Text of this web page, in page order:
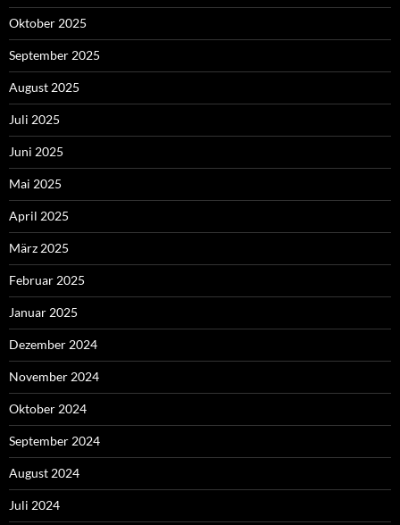
Oktober 2025
September 2025
August 2025
Juli 2025
Juni 2025
Mai 2025
April 2025
März 2025
Februar 2025
Januar 2025
Dezember 2024
November 2024
Oktober 2024
September 2024
August 2024
Juli 2024